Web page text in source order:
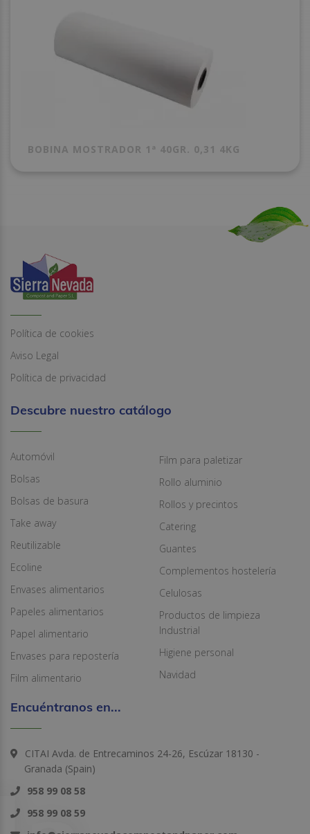
BOBINA MOSTRADOR 1ª 40GR. 0,31 4KG
Política de cookies
Aviso Legal
Política de privacidad
Descubre nuestro catálogo
Automóvil
Bolsas
Bolsas de basura
Take away
Reutilizable
Ecoline
Envases alimentarios
Papeles alimentarios
Papel alimentario
Envases para repostería
Film alimentario
Film para paletizar
Rollo aluminio
Rollos y precintos
Catering
Guantes
Complementos hostelería
Celulosas
Productos de limpieza
Industrial
Higiene personal
Navidad
Encuéntranos en...
CITAI Avda. de Entrecaminos 24-26, Escúzar 18130 -
Granada (Spain)
958 99 08 58
958 99 08 59